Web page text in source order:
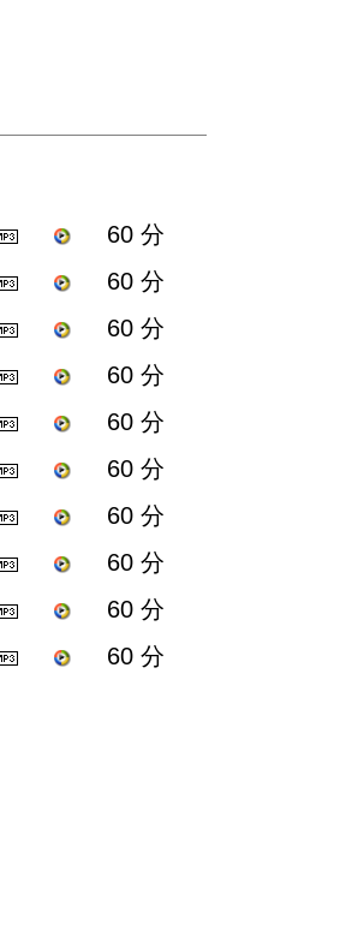
60 分
60 分
60 分
60 分
60 分
60 分
60 分
60 分
60 分
60 分